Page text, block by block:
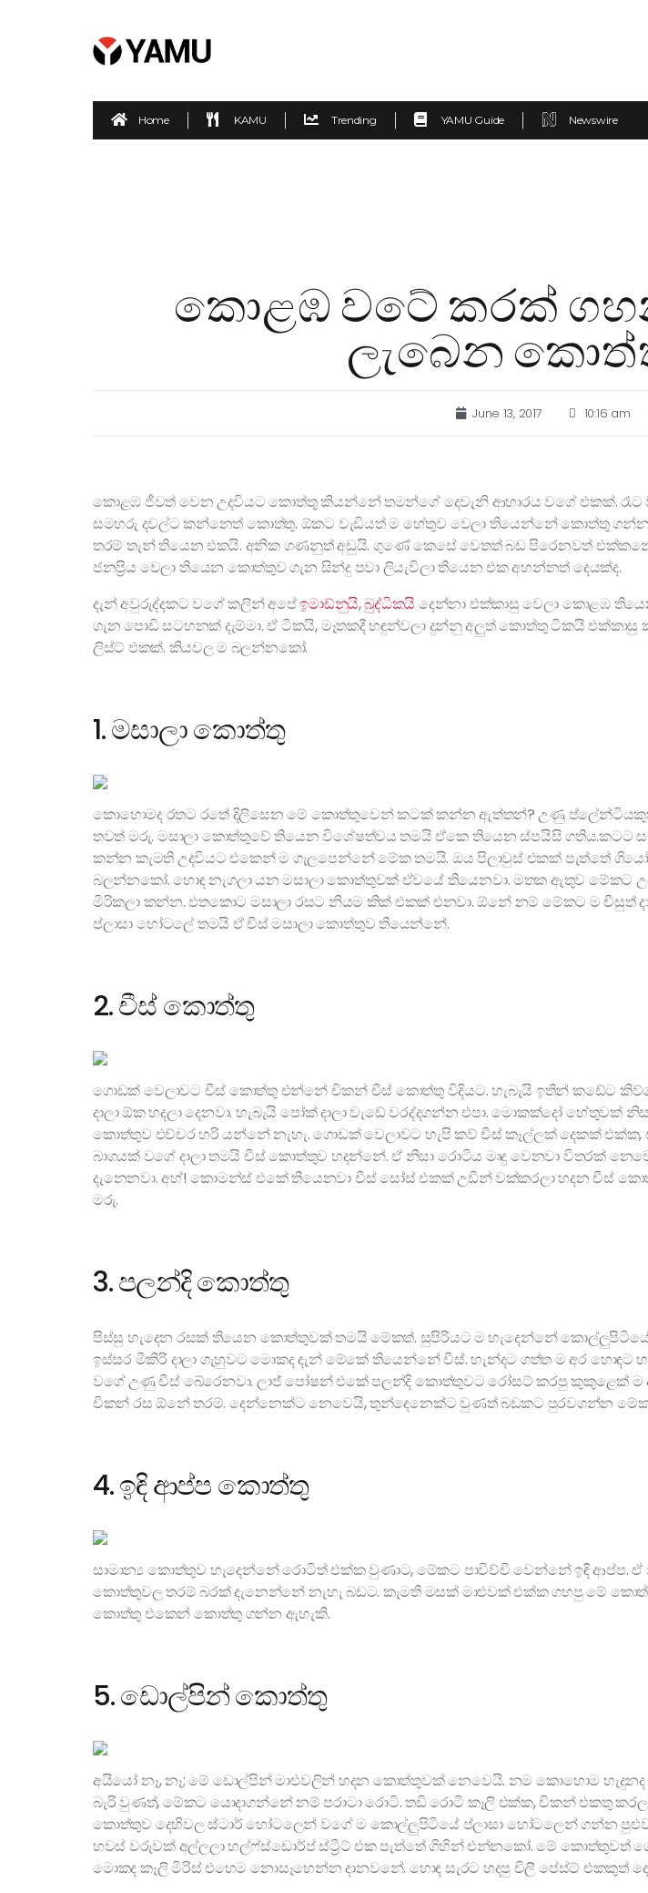
Home KAMU Trending YAMU Guide Newswire
කොළඹ වටේ කරක්
ලැබෙන
June 13, 2017 10:16 am
කොළඹ ජීවත් වෙන උදවියට කොත්තු කියන්නේ තමන්ගේ දෙවැනි ආහාරය වගේ එකක්.
සමහරු දවල්ට කන්නෙත් කොත්තු. ඕකට වැඩියත් ම හේතුව වෙලා තියෙන්නේ කොත්තු
තරම් තැන් තියෙන එකයි. අනික ගණනුත් අඩුයි. ගුණේ කෙසේ වෙතත් බඩ පිරෙනවත්
ජනප්‍රිය වෙලා තියෙන කොත්තුව ගැන සින්දු පවා ලියැවිලා තියෙන එක අහන්නත් දෙයක්ද.
දැන් අවුරුද්දකට වගේ කලින් අපේඉමාඩ්නුයි,බුද්ධිකයි දෙන්නා එක්කාසු වෙලා කොළඹ
ගැන පොඩි සටහනක් දැම්මා. ඒ ටිකයි, මෑතකදී හඳුන්වලා දුන්නු අලුත් කොත්තු ටිකයි එක්කාසු
ලිස්ට් එකක්. කියවල ම බලන්නකෝ.
1. මසාලා කොත්තු
කොහොමද රතට රතේ දිලිසෙන මේ කොත්තුවෙන් කටක් කන්න ඇත්තන්? උණු
තවත් මරු. මසාලා කොත්තුවේ තියෙන විශේෂත්වය තමයි ඒකෙ තියෙන ස්පයිසි ගතිය.කටට
කන්න කැමති උදවියට එකෙන් ම ගැලපෙන්නේ මේක තමයි. ඔය පිලාවුස් එකක් පැත්තේ
බලන්නකෝ. හොඳ නැගලා යන මසාලා කොත්තුවක් ඒවයේ තියෙනවා. මතක ඇතුව මේකට
මිරිකලා කන්න. එතකොට මසාලා රසට නියම කික් එකක් එනවා. ඕනේ නම් මේකට ම චීසුත්
ප්ලාසා හෝටලේ තමයි ඒ චීස් මසාලා කොත්තුව තියෙන්නේ.
2. චීස් කොත්තු
ගොඩක් වෙලාවට චීස් කොත්තු එන්නේ චිකන් චීස් කොත්තු විදියට. හැබැයි ඉතින් කඩේට
දාලා ඕක හදලා දෙනවා. හැබැයි පෝක් දාලා වැඩේ වරද්දගන්න එපා. මොකක්දෝ හේතුවක්
කොත්තුව එච්චර හරි යන්නේ නැහැ. ගොඩක් වෙලාවට හැපි කව් චීස් කෑල්ලක් දෙකක්
බාගයක් වගේ දාලා තමයි චීස් කොත්තුව හදන්නේ. ඒ නිසා රොටිය මෘදු වෙනවා විතරක්
දැනෙනවා. අහ්! කොමන්ස් එකේ තියෙනවා චීස් සෝස් එකක් උඩින් වක්කරලා හදන චීස්
මරු.
3. පලන්දි කොත්තු
පිස්සු හැදෙන රසක් තියෙන කොත්තුවක් තමයි මේකත්. සුපිරියට ම හැදෙන්නේ කොල්ලුපිටියේ
ඉස්සර මීකිරි දාලා ගැහුවට මොකද දැන් මේකේ තියෙන්නේ චීස්. හැන්දට ගත්ත ම අර හොඳට
වගේ උණු චීස් බේරෙනවා. ලාජ් පෝෂන් එකේ පලන්දි කොත්තුවට රෝසට් කරපු කුකුළෙක් ම
චිකන් රස ඕනේ තරම්. දෙන්නෙක්ට නෙවෙයි, තුන්දෙනෙක්ට වුණත් බඩකට පුරවගන්න
4. ඉඳි ආප්ප කොත්තු
සාමාන්‍ය කොත්තුව හැදෙන්නේ රොටිත් එක්ක වුණාට, මේකට පාවිච්චි වෙන්නේ ඉඳි ආප්ප. ඒ
කොත්තුවල තරම් බරක් දැනෙන්නේ නැහැ බඩට. කැමති මසක් මාළුවක් එක්ක ගහපු මේ
කොත්තු එකෙන් කොත්තු ගන්න ඇහැකි.
5. ඩොල්පින් කොත්තු
අයියෝ නෑ, නෑ; මේ ඩොල්පින් මාළුවලින් හදන කොත්තුවක් නෙවෙයි. නම කොහොම හැදුනද
බැරි වුණත්, මේකට යොදාගන්නේ නම් පරාටා රොටි. තඩි රොටි කෑලි එක්ක, චිකන් එකතු
කොත්තුව දෙහිවල ස්ටාර් හෝටලෙන් වගේ ම කොල්ලුපිටියේ ප්ලාසා හෝටලෙන් ගන්න
හවස් වරුවක් අල්ලලා හල්ෆ්ස්ඩොර්ප් ස්ට්‍රීට් එක පැත්තේ ගිහින් එන්නකෝ. මේ කොත්තුවත්
මොකද කෑලි මිරිස් එහෙම නොසෑහෙන්න දානවනේ. හොඳ සැරට හදපු චිලී පේස්ට් එකකුත්